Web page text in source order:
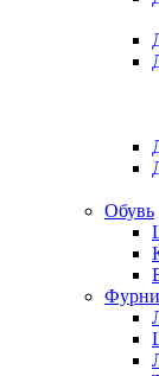
Обувь